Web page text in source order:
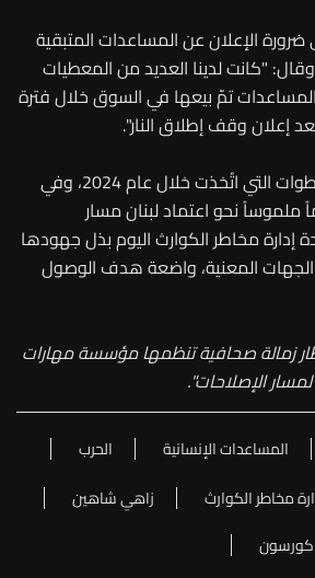
الإعلان عن المساعدات المتبقية
"كانت لدينا العديد من المعطيات
تمّ بيعها في السوق خلال فترة
إعلان وقف إطلاق النار".
في المحصلة، تمثل الخطوات التي اتُخذت خلال عام 2024، وفي
ملموساً نحو اعتماد لبنان مسار
إدارة مخاطر الكوارث اليوم بذل جهودها
الجهات المعنية، واضعة هدف الوصول
زمالة صحافية تنظمها مؤسسة مهارات
الإصلاحات".
المساعدات الإنسانية
الحرب
مخاطر الكوارث
زاهي شاهين
كورسون